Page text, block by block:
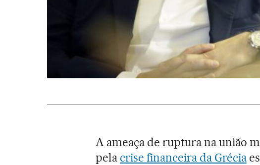
A ameaça de ruptura na união
pela crise financeira da Grécia